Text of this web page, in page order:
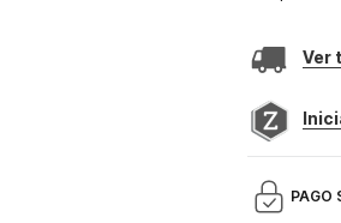
Ver
PAGO